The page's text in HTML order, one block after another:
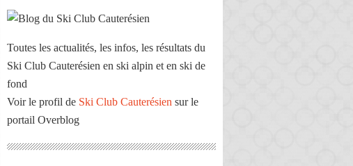
Toutes les actualités, les infos, les résultats du
Ski Club Cauterésien en ski alpin et en ski de
fond
Voir le profil de Ski Club Cauterésien sur le
portail Overblog